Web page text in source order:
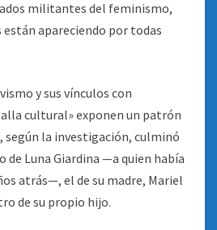
militantes del feminismo,
están apareciendo por todas
y sus vínculos con
cultural» exponen un patrón
según la investigación, culminó
de Luna Giardina —a quien había
atrás—, el de su madre, Mariel
de su propio hijo.